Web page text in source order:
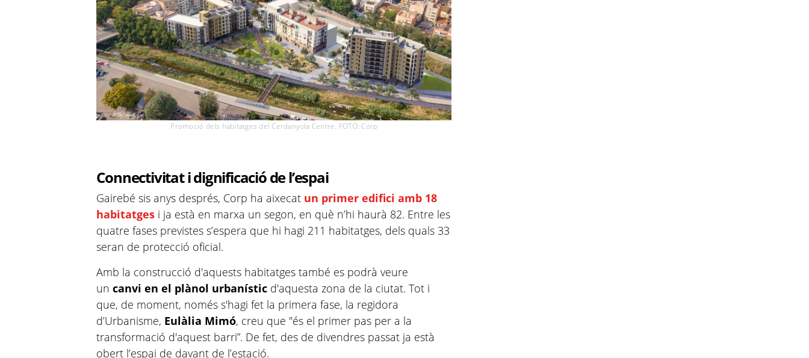
Promoció dels habitatges del Cerdanyola Centre. FOTO: Corp
Connectivitat i dignificació de l’espai
Gairebé sis anys després, Corp ha aixecat un primer edifici amb 18
habitatges i ja està en marxa un segon, en què n’hi haurà 82. Entre les
quatre fases previstes s’espera que hi hagi 211 habitatges, dels quals 33
seran de protecció oficial.
Amb la construcció d'aquests habitatges també es podrà veure
uncanvi en el plànol urbanístic d'aquesta zona de la ciutat. Tot i
que, de moment, només s'hagi fet la primera fase, la regidora
d’Urbanisme, Eulàlia Mimó, creu que "és el primer pas per a la
transformació d'aquest barri”. De fet, des de divendres passat ja està
obert l’espai de davant de l’estació.